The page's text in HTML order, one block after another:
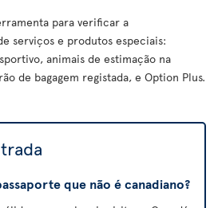
para verificar a
serviços e produtos especiais:
animais de estimação na
de bagagem registada, e Option Plus.
que não é canadiano?